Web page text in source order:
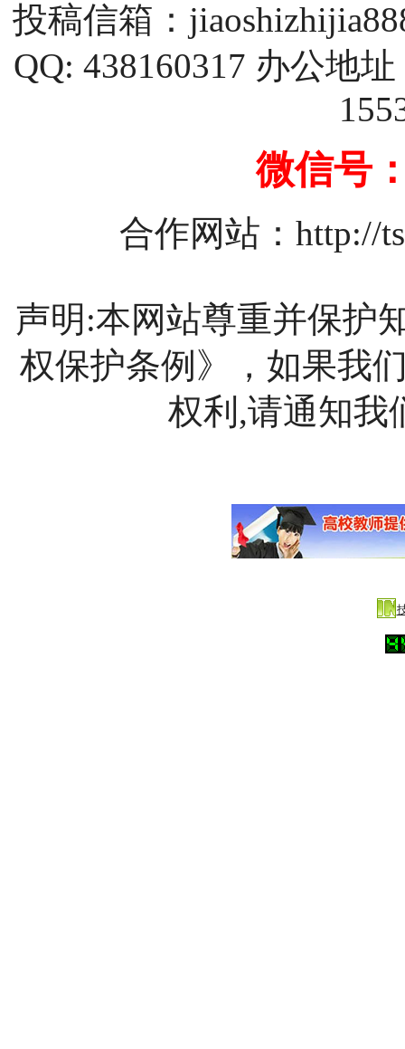
投稿信箱：
QQ: 438160317 办公地
微信号
合作网站： http://
声明:本网站尊重并保护
权保护条例》，如果我
权利,请通知我